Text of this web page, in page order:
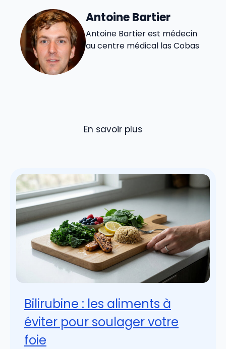
Antoine Bartier
Antoine Bartier est médecin
au centre médical las Cobas
En savoir plus
Bilirubine : les aliments à
éviter pour soulager votre
foie